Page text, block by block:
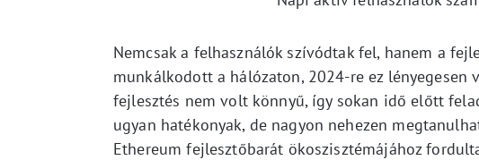
Nemcsak a felhasználók szívódtak fel, hanem a
munkálkodott a hálózaton, 2024-re ez lényegesen
fejlesztés nem volt könnyű, így sokan idő előtt
ugyan hatékonyak, de nagyon nehezen
Ethereum fejlesztőbarát ökoszisztémájához